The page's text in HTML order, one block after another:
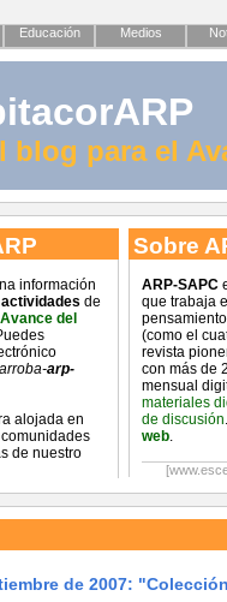
Educación Medios
blog para el
información
actividades de
del
arp-
alojada en
de nuestro
Sobre
ARP-SAPC
que trabaja
(como el
revista
con más de
mensual
materiales
de discusión
web.
de 2007: